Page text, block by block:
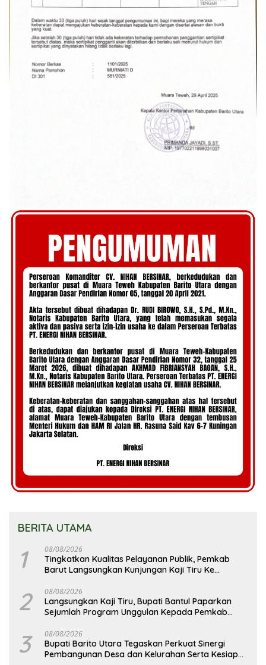
BERITA UTAMA
1 08/08/2026
Tingkatkan Kualitas Pelayanan Publik, Pemkab
Barut Langsungkan Kunjungan Kaji Tiru Ke
2 08/08/2026
Langsungkan Kaji Tiru, Bupati Bantul Paparkan
Sejumlah Program Unggulan Kepada Pemkab
3 08/08/2026
Bupati Barito Utara Tegaskan Perkuat Sinergi
Pembangunan Desa dan Kelurahan Serta Kesiapan